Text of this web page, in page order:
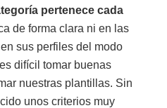
pertenece cada
de forma clara ni en las
sus perfiles del modo
difícil tomar buenas
nuestras plantillas. Sin
unos criterios muy